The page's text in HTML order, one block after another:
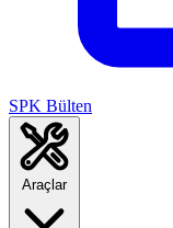
SPK Bülten
Araçlar